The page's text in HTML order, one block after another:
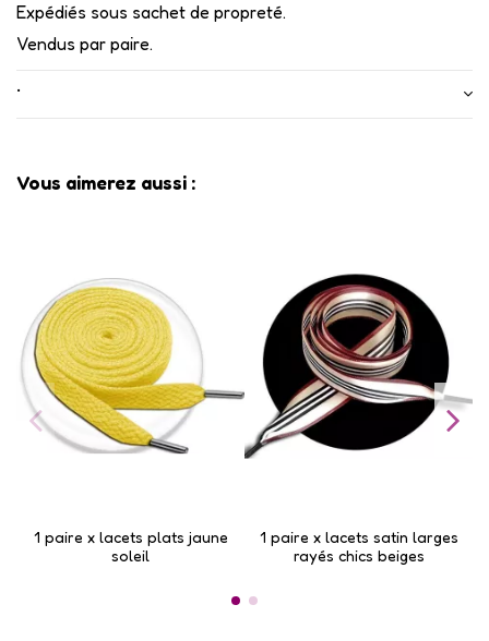
Expédiés sous sachet de propreté.
Vendus par paire.
•
Vous aimerez aussi :
1 paire x lacets plats jaune
soleil
1 paire x lacets satin larges
rayés chics beiges